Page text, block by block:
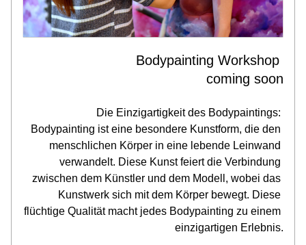
Bodypainting Workshop
coming soon
Die Einzigartigkeit des Bodypaintings:
Bodypainting ist eine besondere Kunstform, die den
menschlichen Körper in eine lebende Leinwand
verwandelt. Diese Kunst feiert die Verbindung
zwischen dem Künstler und dem Modell, wobei das
Kunstwerk sich mit dem Körper bewegt. Diese
flüchtige Qualität macht jedes Bodypainting zu einem
einzigartigen Erlebnis.